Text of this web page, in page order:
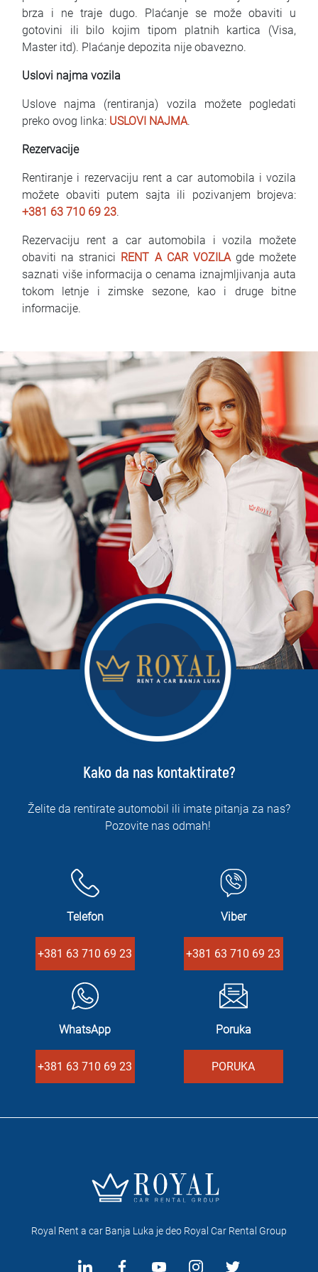
brza i ne traje dugo. Plaćanje se može obaviti u
gotovini ili bilo kojim tipom platnih kartica (Visa,
Master itd). Plaćanje depozita nije obavezno.
Uslovi najma vozila
Uslove najma (rentiranja) vozila možete pogledati
preko ovog linka: USLOVI NAJMA.
Rezervacije
Rentiranje i rezervaciju rent a car automobila i vozila
možete obaviti putem sajta ili pozivanjem brojeva:
+381 63 710 69 23.
Rezervaciju rent a car automobila i vozila možete
obaviti na stranici RENT A CAR VOZILAgde možete
saznati više informacija o cenama iznajmljivanja auta
tokom letnje i zimske sezone, kao i druge bitne
informacije.
Kako da nas kontaktirate?
Želite da rentirate automobil ili imate pitanja za nas?
Pozovite nas odmah!
Telefon
+381 63 710 69 23
Viber
+381 63 710 69 23
WhatsApp
+381 63 710 69 23
Poruka
PORUKA
Royal Rent a car Banja Luka je deo Royal Car Rental Group